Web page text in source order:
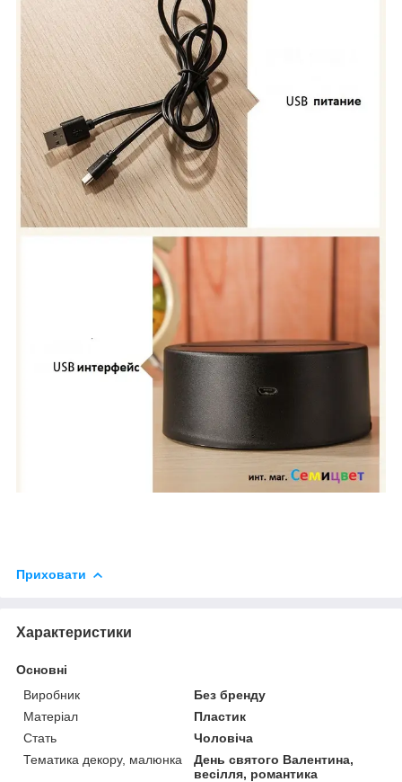
Приховати
Характеристики
Основні
Виробник
Без бренду
Матеріал
Пластик
Стать
Чоловіча
Тематика декору, малюнка
День святого Валентина,
весілля, романтика